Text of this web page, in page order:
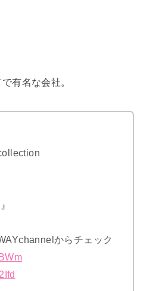
有名な会社。
からチェック